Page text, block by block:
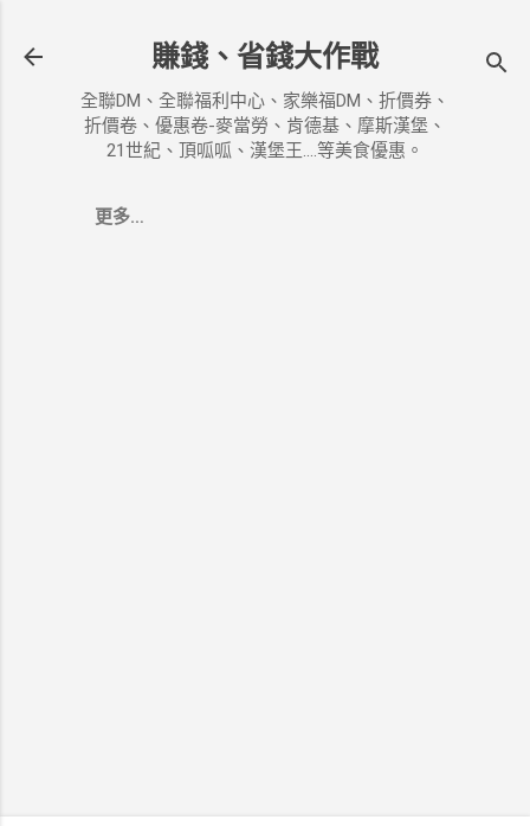
賺錢、省錢大作戰
全聯DM、全聯福利中心、家樂福DM、折價券、
折價卷、優惠卷-麥當勞、肯德基、摩斯漢堡、
21世紀、頂呱呱、漢堡王....等美食優惠。
更多…